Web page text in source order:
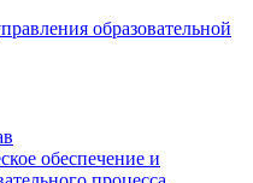
образовательной
обеспечение и